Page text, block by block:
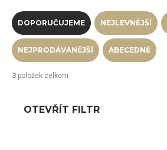
Řazení produktů
DOPORUČUJEME NEJLEVNĚJŠÍ
NEJPRODÁVANĚJŠÍ ABECEDNĚ
3 položek celkem
OTEVŘÍT FILTR